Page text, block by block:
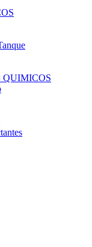
QUIMICOS